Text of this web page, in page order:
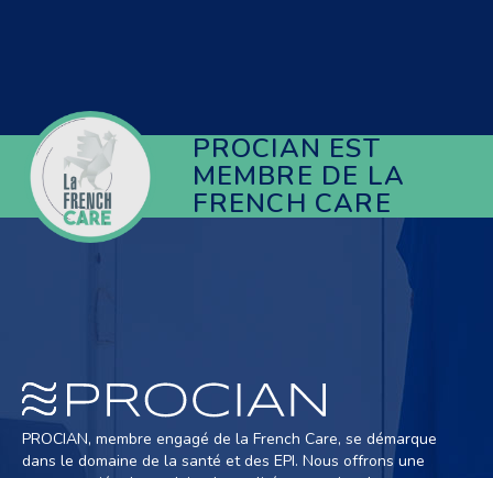
PROCIAN EST
MEMBRE DE LA
FRENCH CARE
PROCIAN, membre engagé de la French Care, se démarque
dans le domaine de la santé et des EPI. Nous offrons une